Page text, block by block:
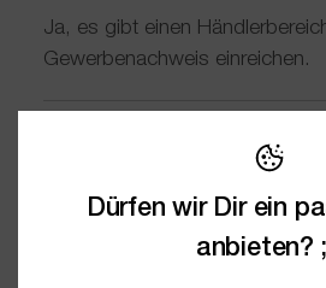
Ja, es gibt einen
Gewerbenachweis einreichen.
Wie kann ich Euch
kundenservice@wesentlich.de
Dürfen wir Dir ein
anbieten?